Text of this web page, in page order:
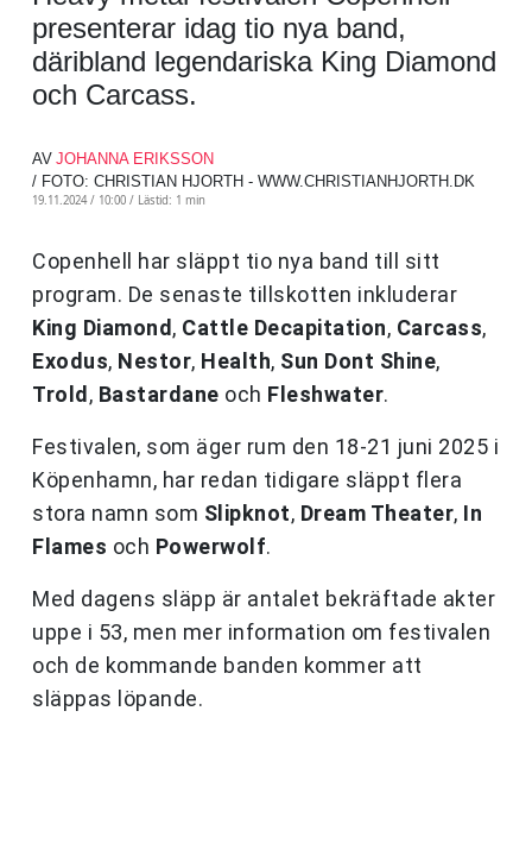
presenterar idag tio nya band,
däribland legendariska King Diamond
och Carcass.
AV JOHANNA ERIKSSON
/ FOTO: CHRISTIAN HJORTH - WWW.CHRISTIANHJORTH.DK
19.11.2024 / 10:00 / Lästid: 1 min
Copenhell har släppt tio nya band till sitt
program. De senaste tillskotten inkluderar
King Diamond , Cattle Decapitation, Carcass,
Exodus, Nestor, Health, Sun Dont Shine,
Trold , Bastardane och Fleshwater.
Festivalen, som äger rum den 18-21 juni 2025 i
Köpenhamn, har redan tidigare släppt flera
stora namn som Slipknot, Dream Theater, In
Flames och Powerwolf.
Med dagens släpp är antalet bekräftade akter
uppe i 53, men mer information om festivalen
och de kommande banden kommer att
släppas löpande.